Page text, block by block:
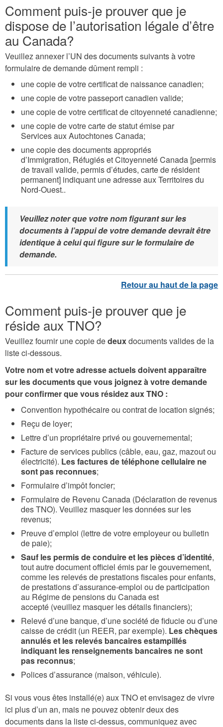
Comment puis-je prouver que je
dispose de l’autorisation légale d’être
au Canada?
Veuillez annexer l’UN des documents suivants à votre
formulaire de demande dûment rempli :
une copie de votre certificat de naissance canadien;
une copie de votre passeport canadien valide;
une copie de votre certificat de citoyenneté canadienne;
une copie de votre carte de statut émise par
Services aux Autochtones Canada;
une copie des documents appropriés
d’Immigration, Réfugiés et Citoyenneté Canada [permis
de travail valide, permis d’études, carte de résident
permanent] indiquant une adresse aux Territoires du
Nord-Ouest..
Veuillez noter que votre nom figurant sur les
documents à l’appui de votre demande devrait être
identique à celui qui figure sur le formulaire de
demande.
Comment puis-je prouver que je
réside aux TNO?
Veuillez fournir une copie dedeuxdocuments valides de la
liste ci-dessous.
Votre nom et votre adresse actuels doivent apparaître
sur les documents que vous joignez à votre demande
pour confirmer que vous résidez aux TNO :
Convention hypothécaire ou contrat de location signés;
Reçu de loyer;
Lettre d’un propriétaire privé ou gouvernemental;
Facture de services publics (câble, eau, gaz, mazout ou
électricité). Les factures de téléphone cellulaire ne
sont pas reconnues;
Formulaire d’impôt foncier;
Formulaire de Revenu Canada (Déclaration de revenus
des TNO). Veuillez masquer les données sur les
revenus;
Preuve d’emploi (lettre de votre employeur ou bulletin
de paie);
Sauf les permis de conduire et les pièces d’identité,
tout autre document officiel émis par le gouvernement,
comme les relevés de prestations fiscales pour enfants,
de prestations d’assurance-emploi ou de participation
au Régime de pensions du Canada est
accepté (veuillez masquer les détails financiers);
Relevé d’une banque, d’une société de fiducie ou d’une
caisse de crédit (un REER, par exemple). Les chèques
annulés et les relevés bancaires estampillés
indiquant les renseignements bancaires ne sont
pas reconnus;
Polices d’assurance (maison, véhicule).
Si vous vous êtes installé(e) aux TNO et envisagez de vivre
ici plus d’un an, mais ne pouvez obtenir deux des
documents dans la liste ci-dessus, communiquez avec